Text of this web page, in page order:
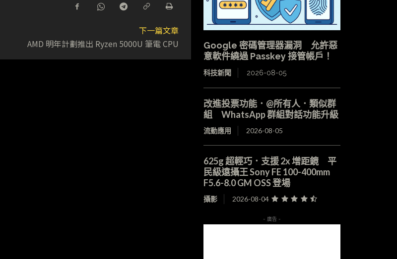
下一篇文章
AMD 明年計劃推出 Ryzen 5000U 筆電 CPU
Google 密碼管理器漏洞 允許惡
意軟件繞過 Passkey 接管帳戶！
科技新聞 2026-08-05
改進投票功能．@所有人．類似群
組 WhatsApp 群組對話功能升級
流動應用 2026-08-05
625g 超輕巧．支援 2x 增距鏡 平
民級遠攝王 Sony FE 100-400mm
F5.6-8.0 GM OSS 登場
攝影 2026-08-04
- 廣告 -